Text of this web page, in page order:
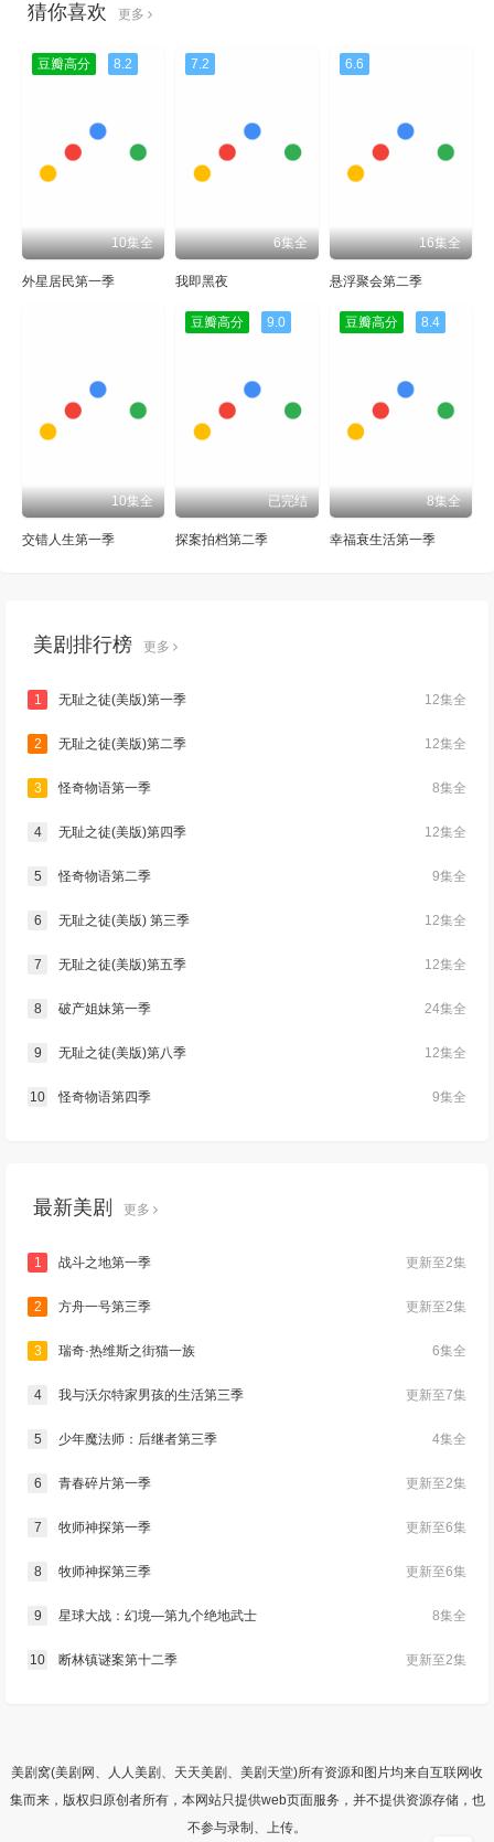
猜你喜欢 更多
豆瓣高分 8.2
10集全
外星居民第一季
7.2
6集全
我即黑夜
6.6
16集全
悬浮聚会第二季
10集全
交错人生第一季
豆瓣高分 9.0
已完结
探案拍档第二季
豆瓣高分 8.4
8集全
幸福衰生活第一季
美剧排行榜 更多
12集全
1 无耻之徒(美版)第一季
12集全
2 无耻之徒(美版)第二季
8集全
3 怪奇物语第一季
12集全
4 无耻之徒(美版)第四季
9集全
5 怪奇物语第二季
12集全
6 无耻之徒(美版) 第三季
12集全
7 无耻之徒(美版)第五季
24集全
8 破产姐妹第一季
12集全
9 无耻之徒(美版)第八季
9集全
10 怪奇物语第四季
最新美剧 更多
更新至2集
1 战斗之地第一季
更新至2集
2 方舟一号第三季
6集全
3 瑞奇·热维斯之街猫一族
更新至7集
4 我与沃尔特家男孩的生活第三季
4集全
5 少年魔法师：后继者第三季
更新至2集
6 青春碎片第一季
更新至6集
7 牧师神探第一季
更新至6集
8 牧师神探第三季
8集全
9 星球大战：幻境—第九个绝地武士
更新至2集
10 断林镇谜案第十二季
美剧窝(美剧网、人人美剧、天天美剧、美剧天堂)所有资源和图片均来自互联网收
集而来，版权归原创者所有，本网站只提供web页面服务，并不提供资源存储，也
不参与录制、上传。